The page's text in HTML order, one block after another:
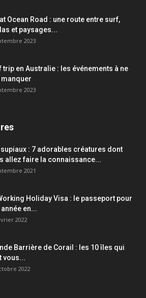
Ocean Road : une route entre surf,
et paysages...
2023
trip en Australie : les événements à ne
manquer
2023
: 7 adorables créatures dont
allez faire la connaissance...
2021
Holiday Visa : le passeport pour
année en...
2022
Barrière de Corail : les 10 îles qui
vous...
2022